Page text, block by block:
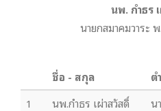
นพ. กำธร
นายกสมาคมวาระ
ชื่อ - สกุล
ต
1
นพ.กำธร เผ่าสวัสดิ์
น